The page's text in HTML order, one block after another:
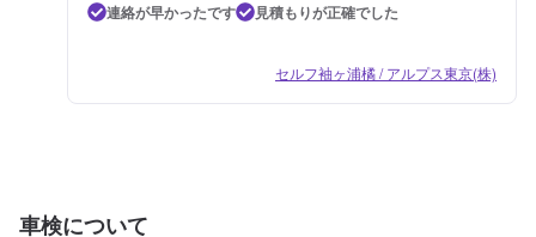
連絡が早かったです
見積もりが正確でした
セルフ袖ヶ浦橘 / アルプス東京(株)
車検について